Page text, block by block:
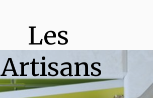
Les
Artisans